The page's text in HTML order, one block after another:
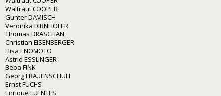
Waltraut COOPER
Gunter DAMISCH
Veronika DIRNHOFER
Thomas DRASCHAN
Christian EISENBERGER
Hisa ENOMOTO
Astrid ESSLINGER
Beba FINK
Georg FRAUENSCHUH
Ernst FUCHS
Enrique FUENTES